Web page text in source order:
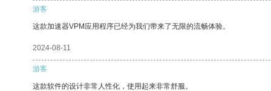
游客
这款加速器VPM应用程序已经为我们带来了无限的流畅体验。
2024-08-11
游客
这款软件的设计非常人性化，使用起来非常舒服。